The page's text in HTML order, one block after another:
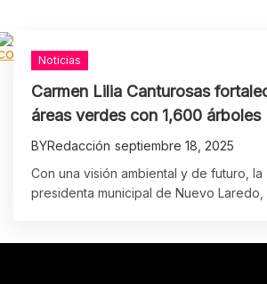
Noticias
Carmen Lilia Canturosas
áreas verdes con 1,600 árboles
BYRedacción septiembre 18, 2025
Con una visión ambiental y de futuro, la
presidenta municipal de Nuevo Laredo,